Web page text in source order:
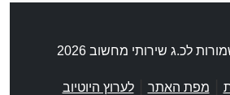
לכ.ג שירותי מחשוב 2026
מפת האתר |לערוץ היוטיוב